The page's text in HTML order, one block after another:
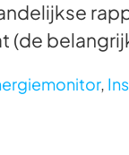
(de
,